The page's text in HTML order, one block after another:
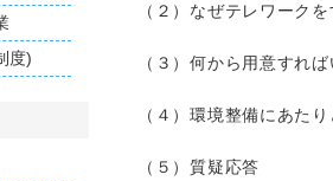
（２）なぜテレワーク
（３）何から用意すれ
（４）環境整備にあた
（５）質疑応答
度)